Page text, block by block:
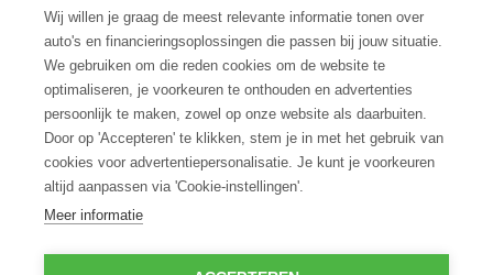
Algemene Voorwaarden
Disclaimer
Privacy Policy
Cookies
Cookie policy
Wij willen je graag de meest relevante informatie tonen over
auto's en financieringsoplossingen die passen bij jouw situatie.
We gebruiken om die reden cookies om de website te
optimaliseren, je voorkeuren te onthouden en advertenties
persoonlijk te maken, zowel op onze website als daarbuiten.
Door op 'Accepteren' te klikken, stem je in met het gebruik van
cookies voor advertentiepersonalisatie. Je kunt je voorkeuren
altijd aanpassen via 'Cookie-instellingen'.
Meer informatie